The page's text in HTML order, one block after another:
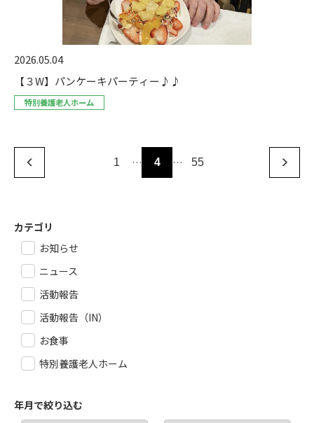
2026.05.04
【３W】パンケーキパーティー♪♪
特別養護老人ホーム
1 … 4 … 55
カテゴリ
お知らせ
ニュース
活動報告
活動報告（IN）
お食事
特別養護老人ホーム
年月で絞り込む